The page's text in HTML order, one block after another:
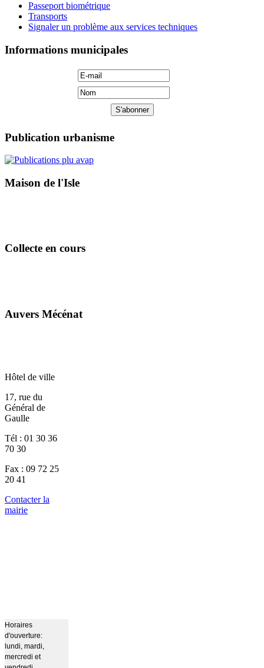
Passeport biométrique
Transports
Signaler un problème aux services techniques
Informations municipales
Publication urbanisme
Maison de l'Isle
Collecte en cours
Auvers Mécénat
Hôtel de ville
17, rue du
Général de
Gaulle
Tél : 01 30 36
70 30
Fax : 09 72 25
20 41
Contacter la
mairie
Horaires
d'ouverture:
lundi, mardi,
mercredi et